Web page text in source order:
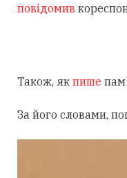
повідомив
Також, як пише
За його словами,